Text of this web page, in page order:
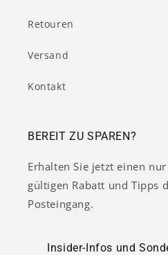
Retouren
Versand
Kontakt
BEREIT ZU SPAREN?
Erhalten Sie jetzt einen
gültigen Rabatt und Tipps
Posteingang.
Insider-Infos und